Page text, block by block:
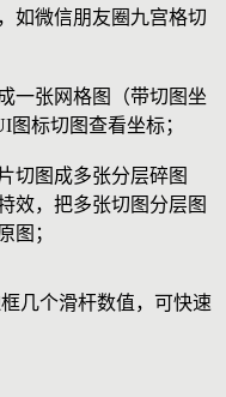
如微信朋友圈九宫格切
一张网格图（带切图坐
标切图查看坐标；
切图成多张分层碎图
效，把多张切图分层图
图；
几个滑杆数值，可快速